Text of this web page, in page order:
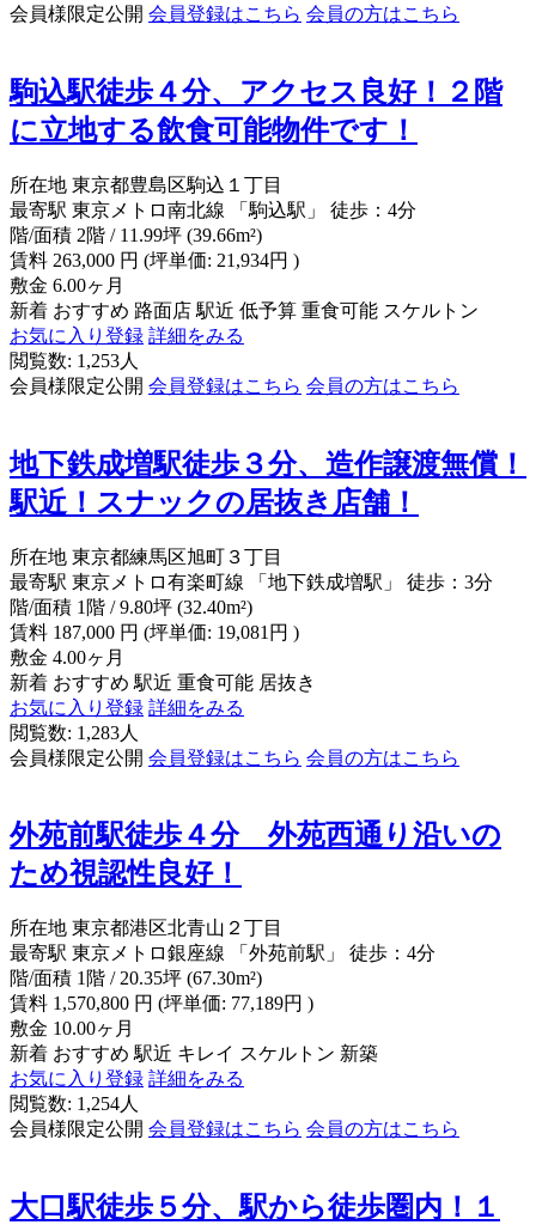
会員様限定公開 会員登録はこちら 会員の方はこちら
駒込駅徒歩４分、アクセス良好！２階
に立地する飲食可能物件です！
所在地 東京都豊島区駒込１丁目
最寄駅 東京メトロ南北線 「駒込駅」 徒歩：4分
階/面積 2階 / 11.99坪 (39.66m²)
賃料 263,000 円 (坪単価: 21,934円 )
敷金 6.00ヶ月
新着 おすすめ 路面店 駅近 低予算 重食可能 スケルトン
お気に入り登録 詳細をみる
閲覧数: 1,253人
会員様限定公開 会員登録はこちら 会員の方はこちら
地下鉄成増駅徒歩３分、造作譲渡無償！
駅近！スナックの居抜き店舗！
所在地 東京都練馬区旭町３丁目
最寄駅 東京メトロ有楽町線 「地下鉄成増駅」 徒歩：3分
階/面積 1階 / 9.80坪 (32.40m²)
賃料 187,000 円 (坪単価: 19,081円 )
敷金 4.00ヶ月
新着 おすすめ 駅近 重食可能 居抜き
お気に入り登録 詳細をみる
閲覧数: 1,283人
会員様限定公開 会員登録はこちら 会員の方はこちら
外苑前駅徒歩４分 外苑西通り沿いの
ため視認性良好！
所在地 東京都港区北青山２丁目
最寄駅 東京メトロ銀座線 「外苑前駅」 徒歩：4分
階/面積 1階 / 20.35坪 (67.30m²)
賃料 1,570,800 円 (坪単価: 77,189円 )
敷金 10.00ヶ月
新着 おすすめ 駅近 キレイ スケルトン 新築
お気に入り登録 詳細をみる
閲覧数: 1,254人
会員様限定公開 会員登録はこちら 会員の方はこちら
大口駅徒歩５分、駅から徒歩圏内！１